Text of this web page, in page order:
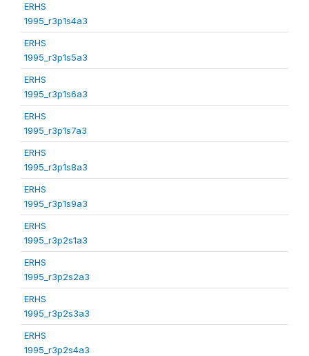
ERHS
1995_r3p1s4a3
ERHS
1995_r3p1s5a3
ERHS
1995_r3p1s6a3
ERHS
1995_r3p1s7a3
ERHS
1995_r3p1s8a3
ERHS
1995_r3p1s9a3
ERHS
1995_r3p2s1a3
ERHS
1995_r3p2s2a3
ERHS
1995_r3p2s3a3
ERHS
1995_r3p2s4a3